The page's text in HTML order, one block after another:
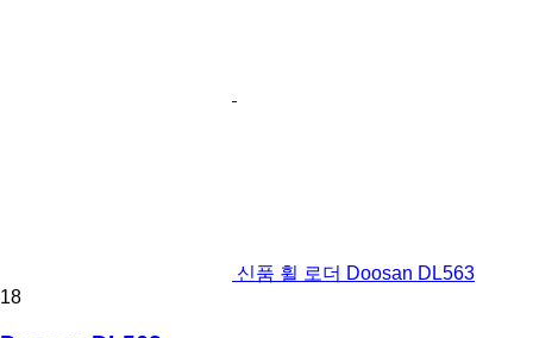
신품 휠 로더 Doosan DL563
18